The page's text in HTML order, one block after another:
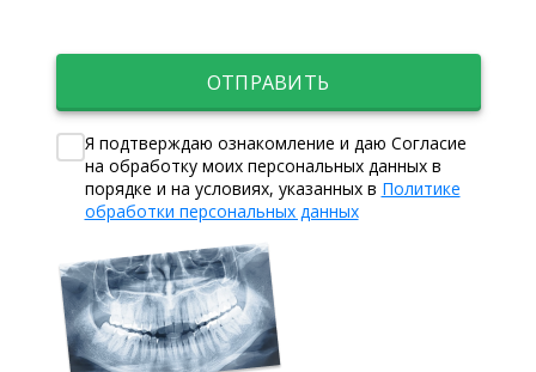
ОТПРАВИТЬ
Я подтверждаю ознакомление и даю Согласие
на обработку моих персональных данных в
порядке и на условиях, указанных в Политике
обработки персональных данных